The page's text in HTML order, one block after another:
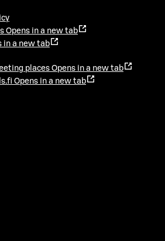
Opens in a new tab
in a new tab
places Opens in a new tab
Opens in a new tab